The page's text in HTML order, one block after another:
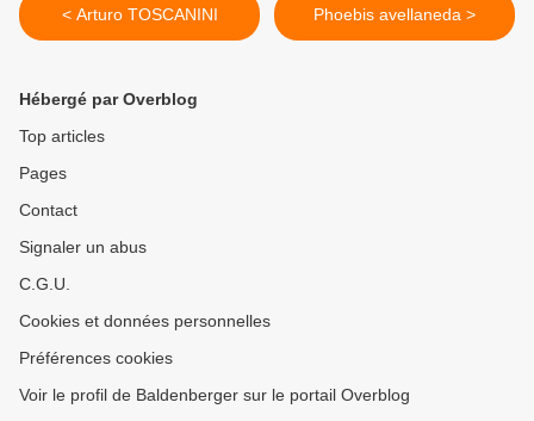
< Arturo TOSCANINI Phoebis avellaneda >
Hébergé par Overblog
Top articles
Pages
Contact
Signaler un abus
C.G.U.
Cookies et données personnelles
Préférences cookies
Voir le profil de Baldenberger sur le portail Overblog